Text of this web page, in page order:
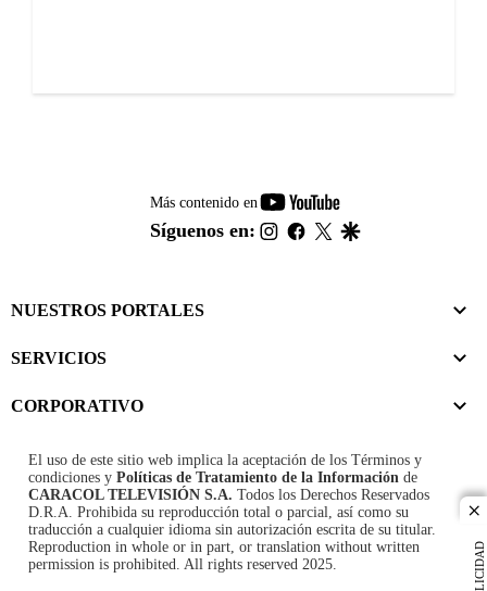
Más contenido en
youtube-
footer
Síguenos en: instagram
facebook
twitter
NUESTROS PORTALES
SERVICIOS
CORPORATIVO
El uso de este sitio web implica la aceptación de los Términos y
condiciones y Políticas de Tratamiento de la Información de
CARACOL TELEVISIÓN S.A. Todos los Derechos Reservados
D.R.A. Prohibida su reproducción total o parcial, así como su
traducción a cualquier idioma sin autorización escrita de su titular.
Reproduction in whole or in part, or translation without written
permission is prohibited. All rights reserved 2025.